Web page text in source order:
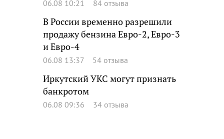
06.08 10:21 84 отзыва
В России временно разрешили
продажу бензина Евро-2, Евро-3
и Евро-4
06.08 13:37 54 отзыва
Иркутский УКС могут признать
банкротом
06.08 09:36 34 отзыва